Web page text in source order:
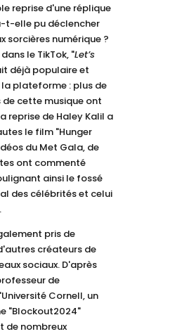
reprise d'une réplique
t-elle pu déclencher
sorcières numérique ?
le TikTok, "Let’s
déjà populaire et
plateforme : plus de
de cette musique ont
reprise de Haley Kalil a
le film "Hunger
du Met Gala, de
ont commenté
ainsi le fossé
des célébrités et celui
pris de
créateurs de
sociaux. D'après
de
Cornell, un
"Blockout2024"
de nombreux